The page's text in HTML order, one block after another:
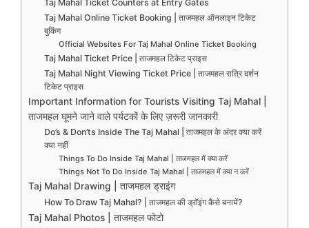
Taj Mahal Ticket Counters at Entry Gates
Taj Mahal Online Ticket Booking | ताजमहल ऑनलाइन टिकेट
बुकिंग
Official Websites For Taj Mahal Online Ticket Booking
Taj Mahal Ticket Price | ताजमहल टिकेट प्राइस
Taj Mahal Night Viewing Ticket Price | ताजमहल रात्रि दर्शन
टिकेट प्राइस
Important Information for Tourists Visiting Taj Mahal |
ताजमहल घूमने जाने वाले पर्यटकों के लिए ज़रूरी जानकारी
Do’s & Don’ts Inside The Taj Mahal | ताजमहल के अंदर क्या करें
क्या नहीं
Things To Do Inside Taj Mahal | ताजमहल में क्या करें
Things Not To Do Inside Taj Mahal | ताजमहल में क्या न करें
Taj Mahal Drawing | ताजमहल ड्राइंग
How To Draw Taj Mahal? | ताजमहल की ड्रॉइंग कैसे बनायें?
Taj Mahal Photos | ताजमहल फोटो